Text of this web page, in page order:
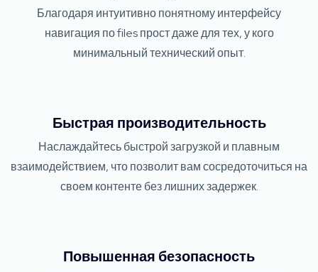
Благодаря интуитивно понятному интерфейсу
навигация по files прост даже для тех, у кого
минимальный технический опыт.
Быстрая производительность
Наслаждайтесь быстрой загрузкой и плавным
взаимодействием, что позволит вам сосредоточиться на
своем контенте без лишних задержек.
Повышенная безопасность